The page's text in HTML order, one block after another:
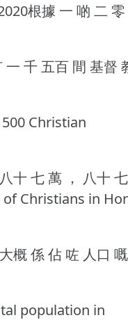
根據 一 啲 二 零
一 千 五百 間 基督
Christian
十 七 萬 ， 八十 七
of Christians in
概 係 佔 咗 人口 嘅
population in